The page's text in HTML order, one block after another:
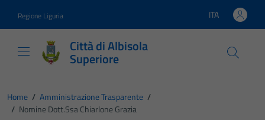
Regione Liguria Lingua attiva:
ITA
Città di Albisola
Superiore
Home / Amministrazione Trasparente /
/ Nomine Dott.ssa Chiarlone Grazia